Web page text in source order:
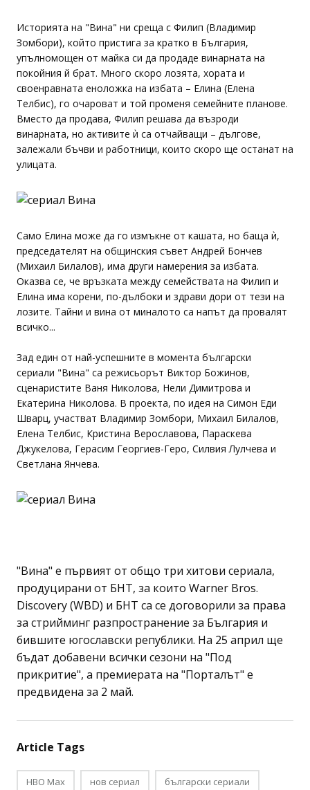
Историята на "Вина" ни среща с Филип (Владимир
Зомбори), който пристига за кратко в България,
упълномощен от майка си да продаде винарната на
покойния й брат. Много скоро лозята, хората и
своенравната еноложка на избата – Елина (Елена
Телбис), го очароват и той променя семейните планове.
Вместо да продава, Филип решава да възроди
винарната, но активите ѝ са отчайващи – дългове,
залежали бъчви и работници, които скоро ще останат на
улицата.
Само Елина може да го измъкне от кашата, но баща ѝ,
председателят на общинския съвет Андрей Бончев
(Михаил Билалов), има други намерения за избата.
Оказва се, че връзката между семействата на Филип и
Елина има корени, по-дълбоки и здрави дори от тези на
лозите. Тайни и вина от миналото са напът да провалят
всичко...
Зад един от най-успешните в момента български
сериали "Вина" са режисьорът Виктор Божинов,
сценаристите Ваня Николова, Нели Димитрова и
Екатерина Николова. В проекта, по идея на Симон Еди
Шварц, участват Владимир Зомбори, Михаил Билалов,
Елена Телбис, Кристина Верославова, Параскева
Джукелова, Герасим Георгиев-Геро, Силвия Лулчева и
Светлана Янчева.
"Вина" е първият от общо три хитови сериала,
продуцирани от БНТ, за които Warner Bros.
Discovery (WBD) и БНТ са се договорили за права
за стрийминг разпространение за България и
бившите югославски републики. На 25 април ще
бъдат добавени всички сезони на "Под
прикритие", а премиерата на "Порталът" е
предвидена за 2 май.
Article Tags
HBO Max нов сериал български сериали